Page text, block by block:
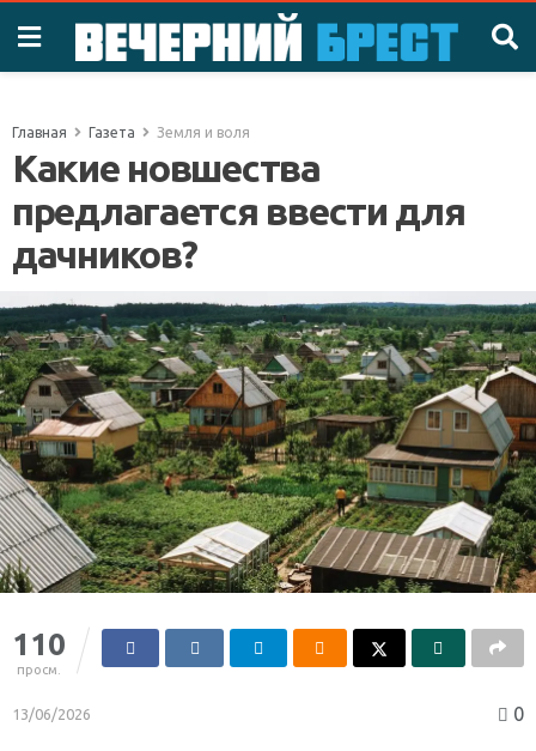
Главная Газета Земля и воля
Какие новшества
предлагается ввести для
дачников?
110
просм.
13/06/2026 0